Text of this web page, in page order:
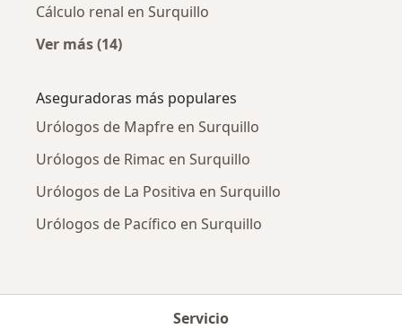
Cálculo renal en Surquillo
Ver más (14)
Aseguradoras más populares
Urólogos de Mapfre en Surquillo
Urólogos de Rimac en Surquillo
Urólogos de La Positiva en Surquillo
Urólogos de Pacífico en Surquillo
Servicio